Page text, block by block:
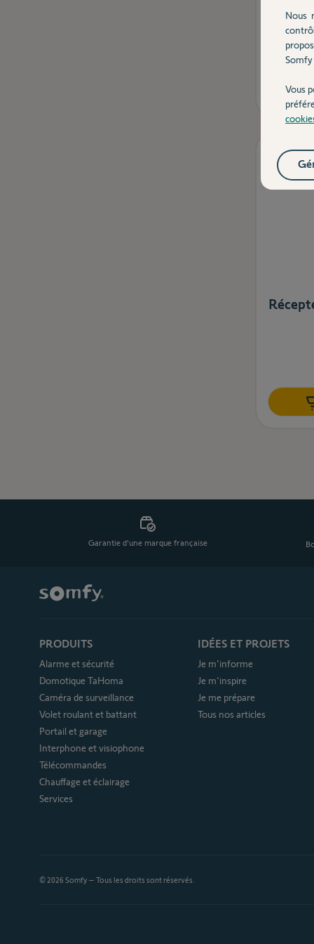
Garantie d'une marque française
PRODUITS
Alarme et sécurité
Domotique TaHoma
Caméra de surveillance
Volet roulant et battant
Portail et garage
Interphone et visiophone
Télécommandes
Chauffage et éclairage
Services
IDÉES ET PROJETS
Je m'informe
Je m'inspire
Je me prépare
Tous nos articles
© 2026 Somfy – Tous les droits sont réservés.
Nous
Somfy
Vous